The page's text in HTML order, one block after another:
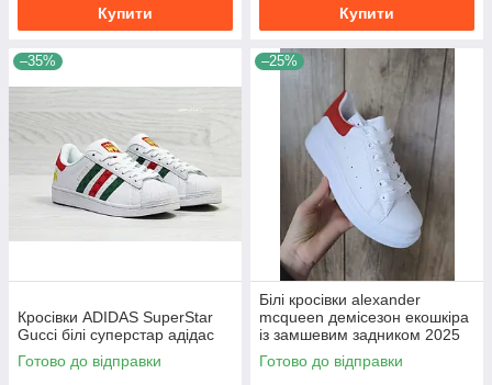
Купити Купити
–35%
Кросівки ADIDAS SuperStar
Gucci білі суперстар адідас
Готово до відправки
–25%
Білі кросівки alexander
mcqueen демісезон екошкіра
із замшевим задником 2025
Готово до відправки